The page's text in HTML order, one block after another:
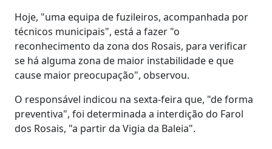
Hoje, "uma equipa de fuzileiros, acompanhada por
técnicos municipais", está a fazer "o
reconhecimento da zona dos Rosais, para verificar
se há alguma zona de maior instabilidade e que
cause maior preocupação", observou.
O responsável indicou na sexta-feira que, "de forma
preventiva", foi determinada a interdição do Farol
dos Rosais, "a partir da Vigia da Baleia".